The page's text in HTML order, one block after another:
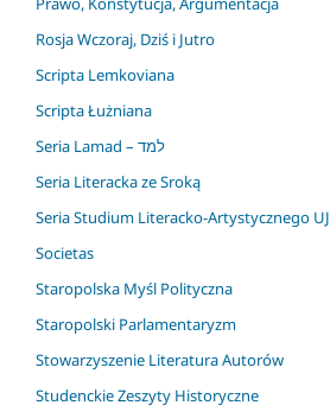
Rosja Wczoraj, Dziś i Jutro
Scripta Lemkoviana
Scripta Łużniana
Seria Lamad – למד
Seria Literacka ze Sroką
Seria Studium Literacko-Artystycznego UJ
Societas
Staropolska Myśl Polityczna
Staropolski Parlamentaryzm
Stowarzyszenie Literatura Autorów
Studenckie Zeszyty Historyczne